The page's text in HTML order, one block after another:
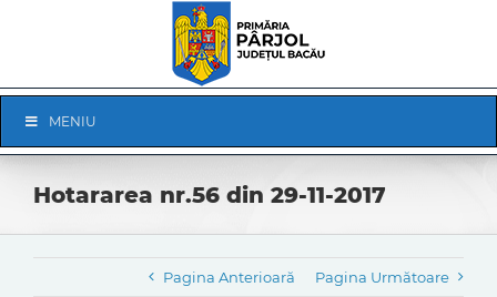
Navigation
MENIU
Hotararea nr.56 din 29-11-2017
Pagina Anterioară Pagina Următoare